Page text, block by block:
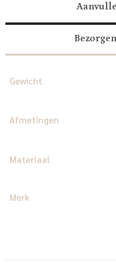
Gewicht
Afmetingen
Materiaal
Merk